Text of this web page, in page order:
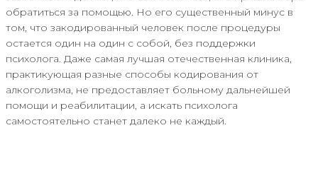
обратиться за помощью. Но его существенный минус в
том, что закодированный человек после процедуры
остается один на один с собой, без поддержки
психолога. Даже самая лучшая отечественная клиника,
практикующая разные способы кодирования от
алкоголизма, не предоставляет больному дальнейшей
помощи и реабилитации, а искать психолога
самостоятельно станет далеко не каждый.